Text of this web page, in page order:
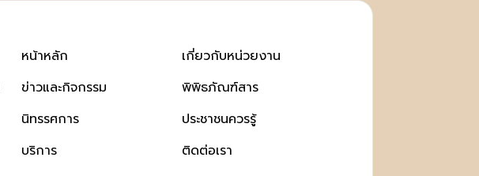
หน้าหลัก
ข่าวและกิจกรรม
นิทรรศการ
บริการ
เกี่ยวกับหน่วยงาน
พิพิธภัณฑ์สาร
ประชาชนควรรู้
ติดต่อเรา